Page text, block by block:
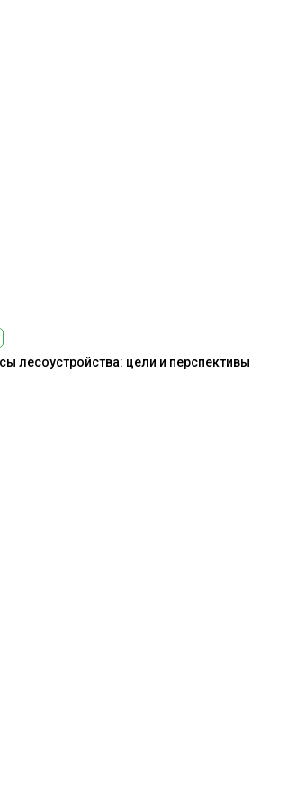
лесоустройства: цели и перспективы